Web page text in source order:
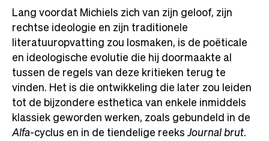
Lang voordat Michiels zich van zijn geloof, zijn
rechtse ideologie en zijn traditionele
literatuuropvatting zou losmaken, is de poëticale
en ideologische evolutie die hij doormaakte al
tussen de regels van deze kritieken terug te
vinden. Het is die ontwikkeling die later zou leiden
tot de bijzondere esthetica van enkele inmiddels
klassiek geworden werken, zoals gebundeld in de
Alfa-cyclus en in de tiendelige reeksJournal brut.